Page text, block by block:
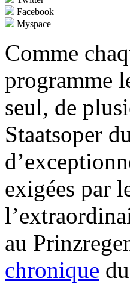
Facebook
Myspace
Comme
programme
seul, de
Staatsoper
exigées par
au
chronique